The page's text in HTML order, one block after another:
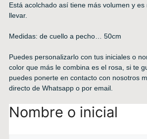
Está acolchado así tiene más volumen y
llevar.
Medidas: de cuello a pecho… 50cm
Puedes personalizarlo con tus iniciales o
color que más le combina es el rosa, si te
puedes ponerte en contacto con nosotros
directo de Whatsapp o por email.
Nombre o inicial